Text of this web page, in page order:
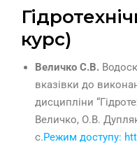
курс)
Величко С.В.
вказівки до
дисципліни
Величко, О.В.
с.Режим доступу: